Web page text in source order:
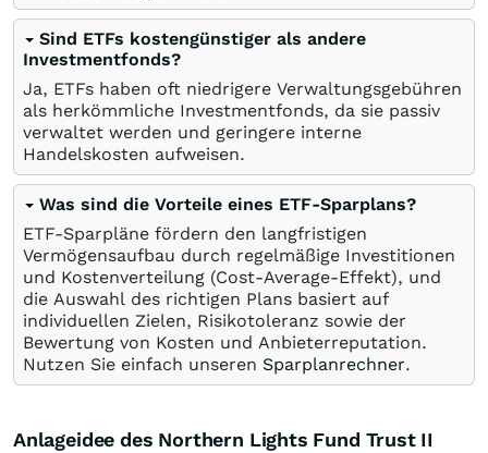
Sind ETFs kostengünstiger als andere
Investmentfonds?
Ja, ETFs haben oft niedrigere Verwaltungsgebühren
als herkömmliche Investmentfonds, da sie passiv
verwaltet werden und geringere interne
Handelskosten aufweisen.
Was sind die Vorteile eines ETF-Sparplans?
ETF-Sparpläne fördern den langfristigen
Vermögensaufbau durch regelmäßige Investitionen
und Kostenverteilung (Cost-Average-Effekt), und
die Auswahl des richtigen Plans basiert auf
individuellen Zielen, Risikotoleranz sowie der
Bewertung von Kosten und Anbieterreputation.
Nutzen Sie einfach unseren Sparplanrechner.
Anlageidee des Northern Lights Fund Trust II